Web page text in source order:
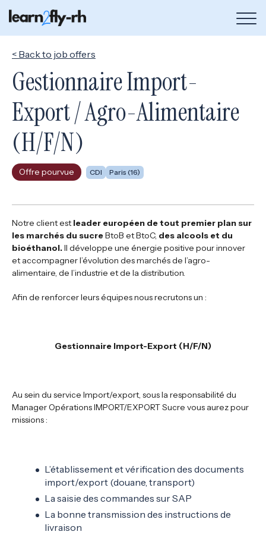
de
< Back to job offers
Gestionnaire Import-
Export / Agro-Alimentaire
(H/F/N)
Offre pourvue CDI Paris (16)
Notre client est leader européen de tout premier plan sur
les marchés du sucreBtoB et BtoC, des alcools et du
bioéthanol.Il développe une énergie positive pour innover
et accompagner l’évolution des marchés de l’agro-
alimentaire, de l’industrie et de la distribution.
Afin de renforcer leurs équipes nous recrutons un :
Gestionnaire Import-Export (H/F/N)
Au sein du service Import/export, sous la responsabilité du
Manager Opérations IMPORT/EXPORT Sucre vous aurez pour
missions :
L’établissement et vérification des documents
import/export (douane, transport)
La saisie des commandes sur SAP
La bonne transmission des instructions de
livraison